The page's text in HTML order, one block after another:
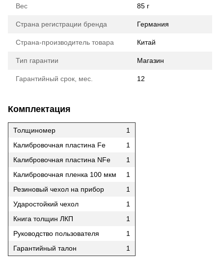
Вес 85 г
Страна регистрации бренда Германия
Страна-производитель товара Китай
Тип гарантии Магазин
Гарантийный срок, мес. 12
Комплектация
Толщиномер
1
Калибровочная пластина Fe
1
Калибровочная пластина NFe
1
Калибровочная пленка 100 мкм
1
Резиновый чехол на прибор
1
Ударостойкий чехол
1
Книга толщин ЛКП
1
Руководство пользователя
1
Гарантийный талон
1